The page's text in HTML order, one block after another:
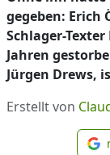
gegeben: Erich
Schlager-
Jahren
Jürgen Drews,
Erstellt von